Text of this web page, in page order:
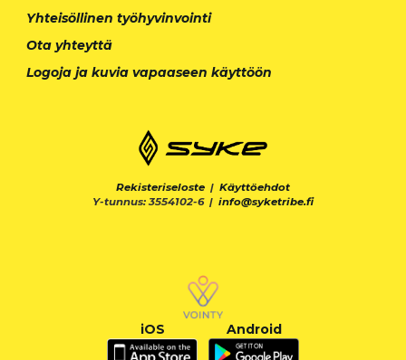
Yhteisöllinen työhyvinvointi
Ota yhteyttä
Logoja ja kuvia vapaaseen käyttöön
Rekisteriseloste | Käyttöehdot
Y-tunnus: 3554102-6 | info@syketribe.fi
iOS Android